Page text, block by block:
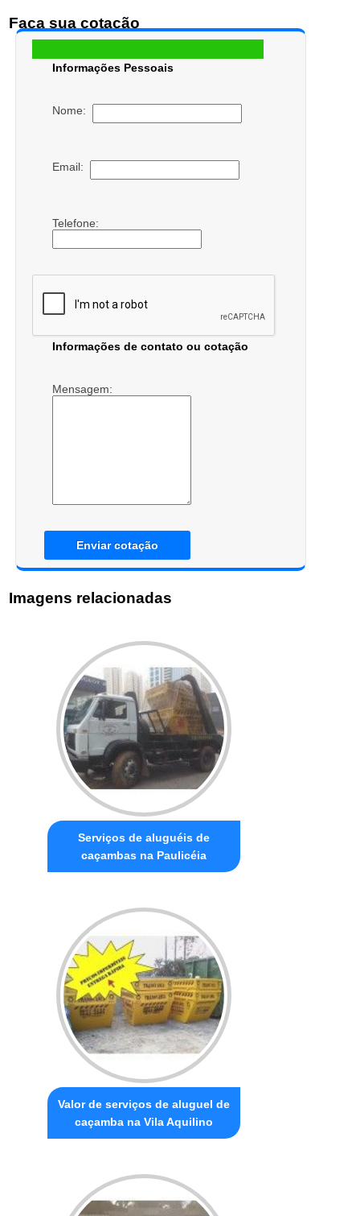
Faça sua cotação
Informações Pessoais
Nome:
Email:
Telefone:
Informações de contato ou cotação
Mensagem:
Enviar cotação
Imagens relacionadas
Serviços de aluguéis de
caçambas na Paulicéia
Valor de serviços de aluguel de
caçamba na Vila Aquilino